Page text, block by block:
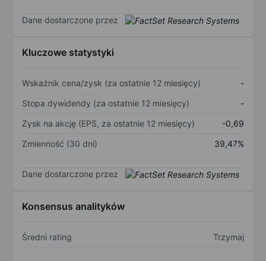
Dane dostarczone przez
Kluczowe statystyki
Wskaźnik cena/zysk (za ostatnie 12 miesięcy)
-
Stopa dywidendy (za ostatnie 12 miesięcy)
-
Zysk na akcję (EPS, za ostatnie 12 miesięcy)
-0,69
Zmienność (30 dni)
39,47%
Dane dostarczone przez
Konsensus analityków
Średni rating Trzymaj